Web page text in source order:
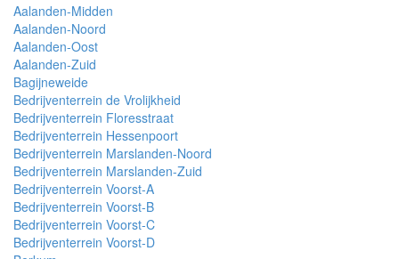
Aalanden-Midden
Aalanden-Noord
Aalanden-Oost
Aalanden-Zuid
Bagijneweide
Bedrijventerrein de Vrolijkheid
Bedrijventerrein Floresstraat
Bedrijventerrein Hessenpoort
Bedrijventerrein Marslanden-Noord
Bedrijventerrein Marslanden-Zuid
Bedrijventerrein Voorst-A
Bedrijventerrein Voorst-B
Bedrijventerrein Voorst-C
Bedrijventerrein Voorst-D